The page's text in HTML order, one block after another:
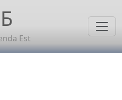
Est